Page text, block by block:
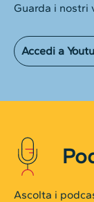
Guarda i nostri
Accedi a
Ascolta i